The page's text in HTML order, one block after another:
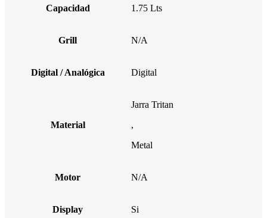
Capacidad 1.75 Lts
Grill N/A
Digital / Analógica Digital
Material
Jarra Tritan
,
Metal
Motor N/A
Display Si